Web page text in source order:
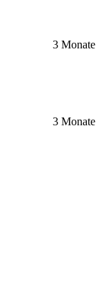
3 Monate
3 Monate